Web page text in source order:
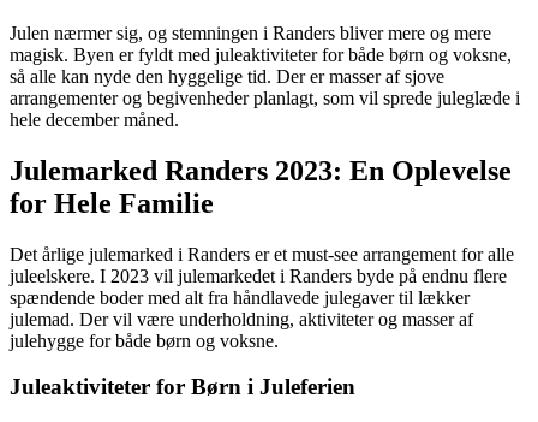
Julen nærmer sig, og stemningen i Randers bliver mere og mere
magisk. Byen er fyldt med juleaktiviteter for både børn og voksne,
så alle kan nyde den hyggelige tid. Der er masser af sjove
arrangementer og begivenheder planlagt, som vil sprede juleglæde i
hele december måned.
Julemarked Randers 2023: En Oplevelse
for Hele Familie
Det årlige julemarked i Randers er et must-see arrangement for alle
juleelskere. I 2023 vil julemarkedet i Randers byde på endnu flere
spændende boder med alt fra håndlavede julegaver til lækker
julemad. Der vil være underholdning, aktiviteter og masser af
julehygge for både børn og voksne.
Juleaktiviteter for Børn i Juleferien